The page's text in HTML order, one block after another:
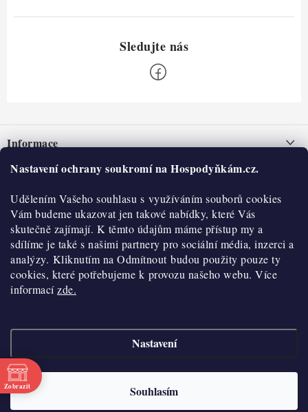
Nastavení ochrany soukromí na Hospodyňkám.cz.
Udělením Vašeho souhlasu s využíváním souborů cookies
Vám budeme ukazovat jen takové nabídky, které Vás
skutečně zajímají. K těmto údajům máme přístup my a
sdílíme je také s našimi partnery pro sociální média, inzerci a
analýzy. Kliknutím na Odmítnout budou použity pouze ty
cookies, které potřebujeme k provozu našeho webu. Více
informacízde.
Nastavení
Souhlasím
pInformace
Nepřevzetí zásilky na dobírku
Obchodní podmínky
Hodnocení obchodu
Blog
Moje objednávka
O nás
Historie
Kontakty
O nákupu
Reklamace a vratky
Výdejní místa
Velkoobchod
Vytvořil Shoptet
Copyright 2026
cookies
Zobrazit